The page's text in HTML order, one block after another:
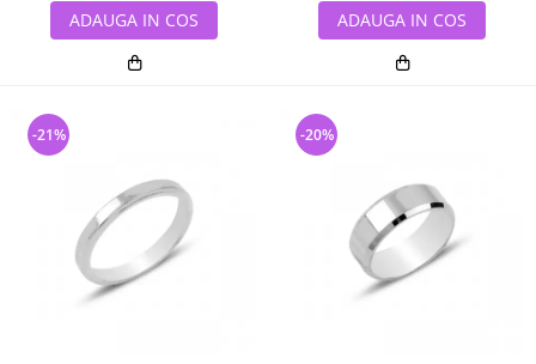
ADAUGA IN COS ADAUGA IN COS
-21% -20%